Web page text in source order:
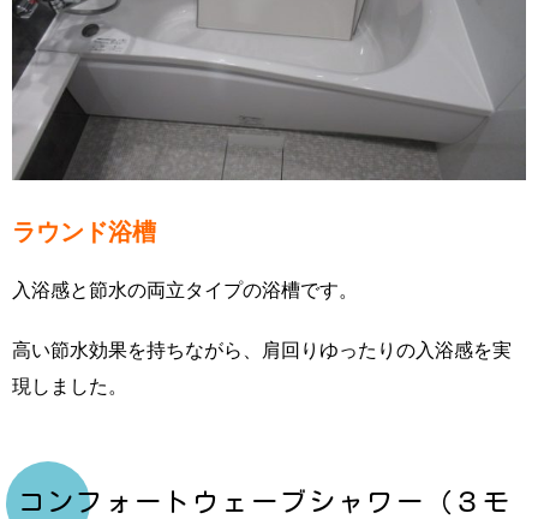
ラウンド浴槽
入浴感と節水の両立タイプの浴槽です。
高い節水効果を持ちながら、肩回りゆったりの入浴感を実
現しました。
コンフォートウェーブシャワー（３モ